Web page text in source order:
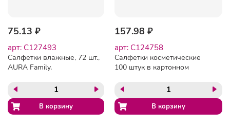
75.13 ₽
арт: C127493
Салфетки влажные, 72 шт.,
AURA Family,
всей семьи, 7044
157.98 ₽
арт: C124758
Салфетки косметические
100 штук в картонном
ZEMMA/ZEWA Everyday,
62861